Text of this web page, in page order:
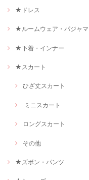
★ドレス
★ルームウェア・パジャマ
★下着・インナー
★スカート
ひざ丈スカート
ミニスカート
ロングスカート
その他
★ズボン・パンツ